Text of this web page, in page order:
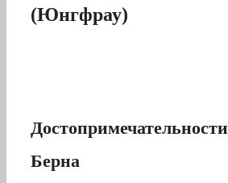
(Юнгфрау)
Достопримечательности
Берна